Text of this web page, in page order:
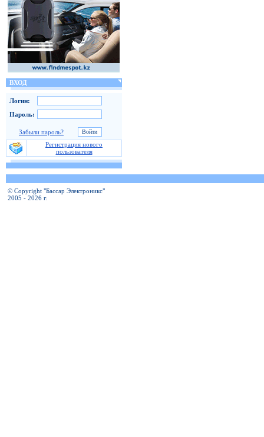
ВХОД
Логин:
Пароль:
Забыли пароль?
Регистрация нового
пользователя
© Copyright "Бассар Электроникс"
2005 - 2026 г.